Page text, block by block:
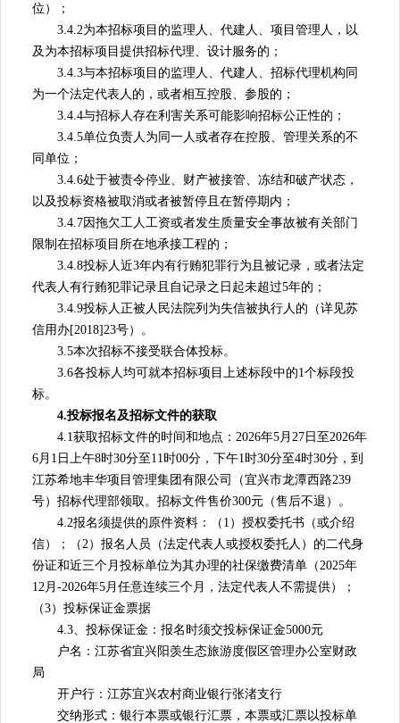
位）；
3.4.2为本招标项目的监理人、代建人、项目管理人，以
及为本招标项目提供招标代理、设计服务的；
3.4.3与本招标项目的监理人、代建人、招标代理机构同
为一个法定代表人的，或者相互控股、参股的；
3.4.4与招标人存在利害关系可能影响招标公正性的；
3.4.5单位负责人为同一人或者存在控股、管理关系的不
同单位；
3.4.6处于被责令停业、财产被接管、冻结和破产状态，
以及投标资格被取消或者被暂停且在暂停期内；
3.4.7因拖欠工人工资或者发生质量安全事故被有关部门
限制在招标项目所在地承接工程的；
3.4.8投标人近3年内有行贿犯罪行为且被记录，或者法定
代表人有行贿犯罪记录且自记录之日起未超过5年的；
3.4.9投标人正被人民法院列为失信被执行人的（详见苏
信用办[2018]23号）。
3.5本次招标不接受联合体投标。
3.6各投标人均可就本招标项目上述标段中的1个标段投
标。
4.投标报名及招标文件的获取
4.1获取招标文件的时间和地点：2026年5月27日至2026年
6月1日上午8时30分至11时00分，下午1时30分至4时30分，到
江苏希地丰华项目管理集团有限公司（宜兴市龙潭西路239
号）招标代理部领取。招标文件售价300元（售后不退）。
4.2报名须提供的原件资料：（1）授权委托书（或介绍
信）；（2）报名人员（法定代表人或授权委托人）的二代身
份证和近三个月投标单位为其办理的社保缴费清单（2025年
12月-2026年5月任意连续三个月，法定代表人不需提供）；
（3）投标保证金票据
4.3、投标保证金：报名时须交投标保证金5000元
户名：江苏省宜兴阳羡生态旅游度假区管理办公室财政
局
开户行：江苏宜兴农村商业银行张渚支行
交纳形式：银行本票或银行汇票，本票或汇票以投标单